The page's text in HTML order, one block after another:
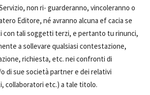
non ri- guarderanno, vincoleranno o
Editore, né avranno alcuna ef cacia se
con tali soggetti terzi, e pertanto tu rinunci,
a sollevare qualsiasi contestazione,
richiesta, etc. nei confronti di
di sue società partner e dei relativi
collaboratori etc.) a tale titolo.